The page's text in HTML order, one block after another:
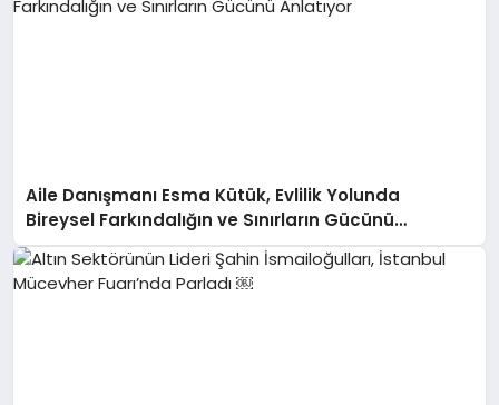
Aile Danışmanı Esma Kütük, Evlilik Yolunda
Bireysel Farkındalığın ve Sınırların Gücünü
Anlatıyor